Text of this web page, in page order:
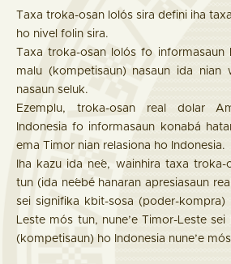
Taxa troka-osan lolós sira defini iha
ho nivel folin sira.
Taxa troka-osan lolós fo
malu (kompetisaun) nasaun ida nian
nasaun seluk.
Ezemplu, troka-osan real dolar
Indonesia fo informasaun konabá
ema Timor nian relasiona ho Indonesia.
Iha kazu ida ne´e, wainhira taxa
tun (ida ne´ebé hanaran apresiasaun
sei signifika kbit-sosa (poder-kompra)
Leste mós tun, nune’e Timor-Leste
(kompetisaun) ho Indonesia nune’e